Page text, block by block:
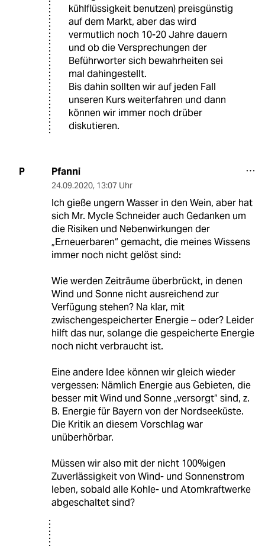
kühlflüssigkeit benutzen) preisgünstig
auf dem Markt, aber das wird
vermutlich noch 10-20 Jahre dauern
und ob die Versprechungen der
Beführworter sich bewahrheiten sei
mal dahingestellt.
Bis dahin sollten wir auf jeden Fall
unseren Kurs weiterfahren und dann
können wir immer noch drüber
diskutieren.
P Pfanni
24.09.2020, 13:07 Uhr
Ich gieße ungern Wasser in den Wein, aber hat
sich Mr. Mycle Schneider auch Gedanken um
die Risiken und Nebenwirkungen der
„Erneuerbaren“ gemacht, die meines Wissens
immer noch nicht gelöst sind:
Wie werden Zeiträume überbrückt, in denen
Wind und Sonne nicht ausreichend zur
Verfügung stehen? Na klar, mit
zwischengespeicherter Energie – oder? Leider
hilft das nur, solange die gespeicherte Energie
noch nicht verbraucht ist.
Eine andere Idee können wir gleich wieder
vergessen: Nämlich Energie aus Gebieten, die
besser mit Wind und Sonne „versorgt“ sind, z.
B. Energie für Bayern von der Nordseeküste.
Die Kritik an diesem Vorschlag war
unüberhörbar.
Müssen wir also mit der nicht 100%igen
Zuverlässigkeit von Wind- und Sonnenstrom
leben, sobald alle Kohle- und Atomkraftwerke
abgeschaltet sind?